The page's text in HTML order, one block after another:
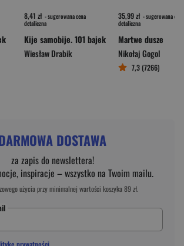
8,41 zł - sugerowana cena
detaliczna
Kije samobije. 101 bajek
Wiesław Drabik
35,99 zł - sugerowana cena
detaliczna
Martwe dusze
Nikołaj Gogol
7,3 (7266)
DOSTAWA
za zapis do newslettera!
inspiracje – wszystko na Twoim mailu.
użycia przy minimalnej wartości koszyka 89 zł.